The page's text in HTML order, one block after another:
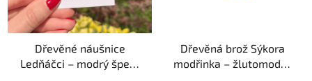
Dřevěné náušnice
Ledňáčci – modrý šperk
Dřevěná brož Sýkora
modřinka – žlutomodrá